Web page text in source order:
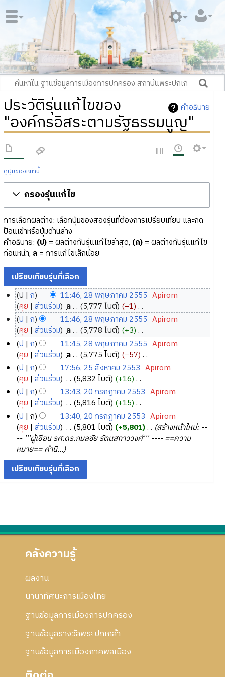
คำอธิบาย
ประวัติรุ่นแก้ไขของ
"องค์กรอิสระตามรัฐธรรมนูญ"
ดูปูมของหน้านี้
กรองรุ่นแก้ไข
การเลือกผลต่าง: เลือกปุ่มของสองรุ่นที่ต้องการเปรียบเทียบ และกด
ป้อนเข้าหรือปุ่มด้านล่าง
คำอธิบาย: (ป)= ผลต่างกับรุ่นแก้ไขล่าสุด, (ก)= ผลต่างกับรุ่นแก้ไข
ก่อนหน้า, ล= การแก้ไขเล็กน้อย
8
ฤ
ภ
ค
2
5
ป ก 11:46, 28 พฤษภาคม 2555 Apirom
คุย ส่วนร่วม ‎ล 5,777 ไบต์ −1 ‎
ไ
ม่
มี
ค
ว
า
ม
ย่
อ
ก
า
ร
แ
ก้
ไ
ป ก 11:46, 28 พฤษภาคม 2555 Apirom
คุย ส่วนร่วม ‎ล 5,778 ไบต์ +3 ‎
ไ
ม่
มี
ค
ว
า
ม
ย่
อ
ก
า
ร
แ
ป ก 11:45, 28 พฤษภาคม 2555 Apirom
คุย ส่วนร่วม ‎ล 5,775 ไบต์ −57 ‎
ไ
ม่
มี
ค
ว
า
ม
ย่
อ
ก
า
ข
5
ง
ม
5
ป ก 17:56, 25 สิงหาคม 2553 Apirom
คุย ส่วนร่วม ‎ 5,832 ไบต์ +16 ‎
ไ
ม่
มี
ค
ว
า
ม
ย่
อ
แ
ก้
0
ฎ
า
5
5
ป ก 13:43, 20 กรกฎาคม 2553 Apirom
คุย ส่วนร่วม ‎ 5,816 ไบต์ +15 ‎
ไ
ม่
มี
ค
ว
า
ม
า
ร
ป ก 13:40, 20 กรกฎาคม 2553 Apirom
คุย ส่วนร่วม ‎ 5,801 ไบต์ +5,801 ‎
สร้างหน้าใหม่: --
-- '''ผู้เขียน รศ.ดร.กมลชัย รัตนสกาววงศ์''' ---- ==ความ
หมาย== คำนี...
คลังความรู้
ผลงาน
นานาทัศนะการเมืองไทย
ฐานข้อมูลการเมืองการปกครอง
ฐานข้อมูลรางวัลพระปกเกล้า
ฐานข้อมูลการเมืองภาคพลเมือง